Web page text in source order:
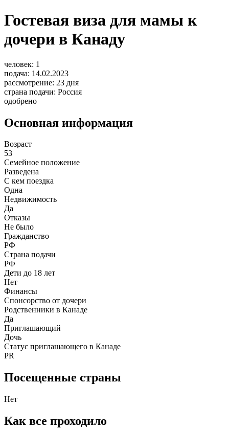
Гостевая виза для мамы к
дочери в Канаду
человек: 1
подача: 14.02.2023
рассмотрение: 23 дня
страна подачи: Россия
одобрено
Основная информация
Возраст
53
Семейное положение
Разведена
С кем поездка
Одна
Недвижимость
Да
Отказы
Не было
Гражданство
РФ
Страна подачи
РФ
Дети до 18 лет
Нет
Финансы
Спонсорство от дочери
Родственники в Канаде
Да
Приглашающий
Дочь
Статус приглашающего в Канаде
PR
Посещенные страны
Нет
Как все проходило